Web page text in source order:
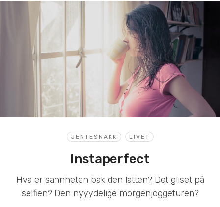
JENTESNAKK LIVET
Instaperfect
Hva er sannheten bak den latten? Det gliset på
selfien? Den nyyydelige morgenjoggeturen?